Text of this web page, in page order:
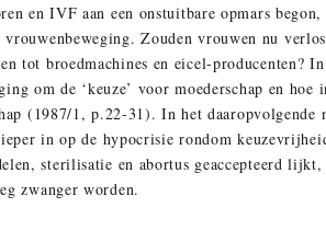
en IVF aan een onstuitbare opmars
Zouden vrouwen nu
tot broedmachines en eicel-producenten?
om de ‘keuze’ voor moederschap en
(1987/1, p.22-31). In het
in op de hypocrisie rondom
sterilisatie en abortus geaccepteerd
zwanger worden.